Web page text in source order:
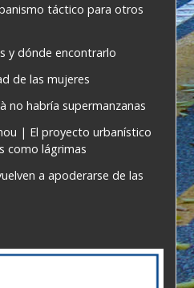
táctico para otros
y dónde encontrarlo
de las mujeres
no habría supermanzanas
| El proyecto urbanístico
como lágrimas
a apoderarse de las